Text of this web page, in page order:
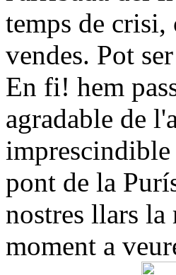
temps de crisi,
vendes. Pot
En fi! hem
agradable de
pont de la
nostres llars la
moment a